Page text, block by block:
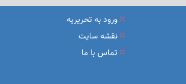
ورود به تحریریه
نقشه سایت
تماس با ما